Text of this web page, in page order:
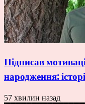
Підписав
народження:
57 хвилин назад